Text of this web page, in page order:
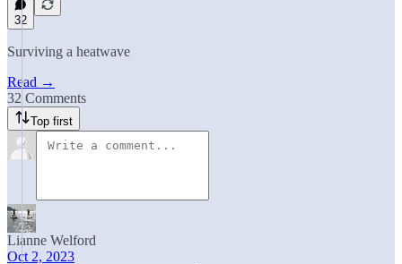
32
Surviving a heatwave
Read →
32 Comments
Top first
Lianne Welford
Oct 2, 2023